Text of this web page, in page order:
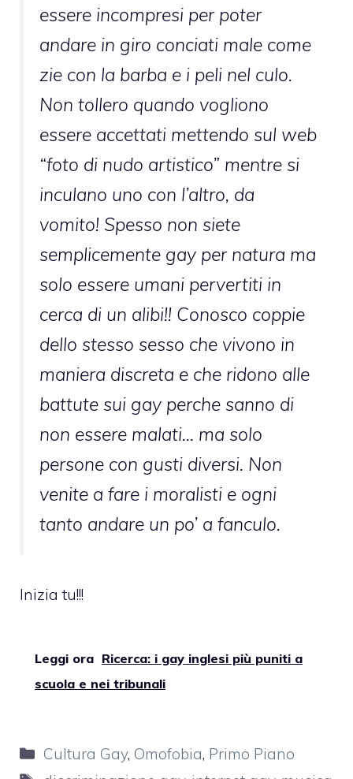
essere incompresi per poter
andare in giro conciati male come
zie con la barba e i peli nel culo.
Non tollero quando vogliono
essere accettati mettendo sul web
“foto di nudo artistico” mentre si
inculano uno con l’altro, da
vomito! Spesso non siete
semplicemente gay per natura ma
solo essere umani pervertiti in
cerca di un alibi!! Conosco coppie
dello stesso sesso che vivono in
maniera discreta e che ridono alle
battute sui gay perche sanno di
non essere malati… ma solo
persone con gusti diversi. Non
venite a fare i moralisti e ogni
tanto andare un po’ a fanculo.
Inizia tu!!!
Leggi ora Ricerca: i gay inglesi più puniti a
scuola e nei tribunali
Categorie
Cultura Gay, Omofobia, Primo Piano